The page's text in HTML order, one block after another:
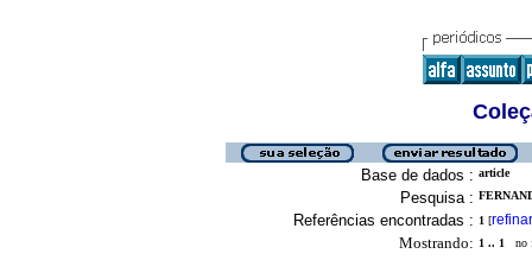
Base de dados : article
Pesquisa :
Referências encontradas : 1 [refinar
Mostrando: 1 .. 1 no